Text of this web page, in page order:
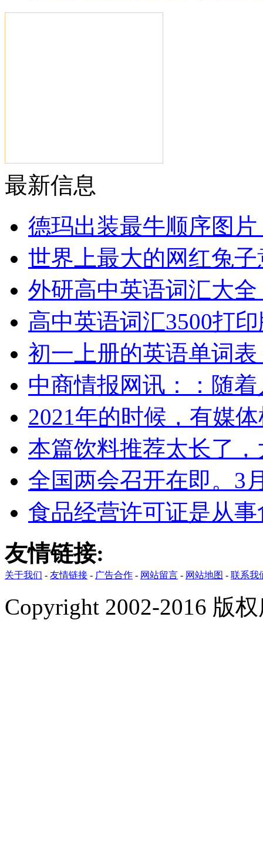
最新信息
德玛出装最牛顺序图
世界上最大的网红兔
外研高中英语词汇大
高中英语词汇3500打
初一上册的英语单词
中商情报网讯：：随
2021年的时候，有媒
本篇饮料推荐太长了
全国两会召开在即。3
食品经营许可证是从
友情链接:
关于我们 - 友情链接 - 广告合作 - 网站留言 - 网站地图 - 联系我
Copyright 2002-2016 版